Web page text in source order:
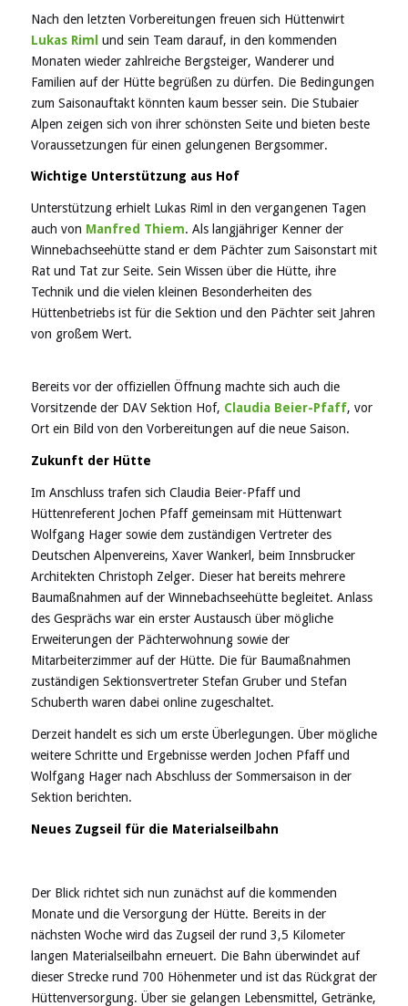
Nach den letzten Vorbereitungen freuen sich Hüttenwirt
Lukas Rimlund sein Team darauf, in den kommenden
Monaten wieder zahlreiche Bergsteiger, Wanderer und
Familien auf der Hütte begrüßen zu dürfen. Die Bedingungen
zum Saisonauftakt könnten kaum besser sein. Die Stubaier
Alpen zeigen sich von ihrer schönsten Seite und bieten beste
Voraussetzungen für einen gelungenen Bergsommer.
Wichtige Unterstützung aus Hof
Unterstützung erhielt Lukas Riml in den vergangenen Tagen
auch von Manfred Thiem. Als langjähriger Kenner der
Winnebachseehütte stand er dem Pächter zum Saisonstart mit
Rat und Tat zur Seite. Sein Wissen über die Hütte, ihre
Technik und die vielen kleinen Besonderheiten des
Hüttenbetriebs ist für die Sektion und den Pächter seit Jahren
von großem Wert.
Bereits vor der offiziellen Öffnung machte sich auch die
Vorsitzende der DAV Sektion Hof, Claudia Beier-Pfaff, vor
Ort ein Bild von den Vorbereitungen auf die neue Saison.
Zukunft der Hütte
Im Anschluss trafen sich Claudia Beier-Pfaff und
Hüttenreferent Jochen Pfaff gemeinsam mit Hüttenwart
Wolfgang Hager sowie dem zuständigen Vertreter des
Deutschen Alpenvereins, Xaver Wankerl, beim Innsbrucker
Architekten Christoph Zelger. Dieser hat bereits mehrere
Baumaßnahmen auf der Winnebachseehütte begleitet. Anlass
des Gesprächs war ein erster Austausch über mögliche
Erweiterungen der Pächterwohnung sowie der
Mitarbeiterzimmer auf der Hütte. Die für Baumaßnahmen
zuständigen Sektionsvertreter Stefan Gruber und Stefan
Schuberth waren dabei online zugeschaltet.
Derzeit handelt es sich um erste Überlegungen. Über mögliche
weitere Schritte und Ergebnisse werden Jochen Pfaff und
Wolfgang Hager nach Abschluss der Sommersaison in der
Sektion berichten.
Neues Zugseil für die Materialseilbahn
Der Blick richtet sich nun zunächst auf die kommenden
Monate und die Versorgung der Hütte. Bereits in der
nächsten Woche wird das Zugseil der rund 3,5 Kilometer
langen Materialseilbahn erneuert. Die Bahn überwindet auf
dieser Strecke rund 700 Höhenmeter und ist das Rückgrat der
Hüttenversorgung. Über sie gelangen Lebensmittel, Getränke,